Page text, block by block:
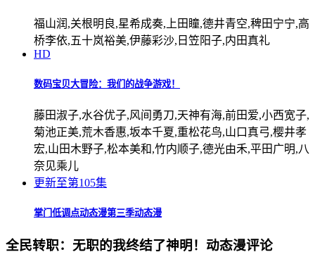
福山润,关根明良,星希成奏,上田瞳,德井青空,稗田宁宁,高
桥李依,五十岚裕美,伊藤彩沙,日笠阳子,内田真礼
HD
数码宝贝大冒险：我们的战争游戏！
藤田淑子,水谷优子,风间勇刀,天神有海,前田爱,小西宽子,
菊池正美,荒木香惠,坂本千夏,重松花鸟,山口真弓,樱井孝
宏,山田木野子,松本美和,竹内顺子,德光由禾,平田广明,八
奈见乘儿
更新至第105集
掌门低调点动态漫第三季动态漫
全民转职：无职的我终结了神明！动态漫评论